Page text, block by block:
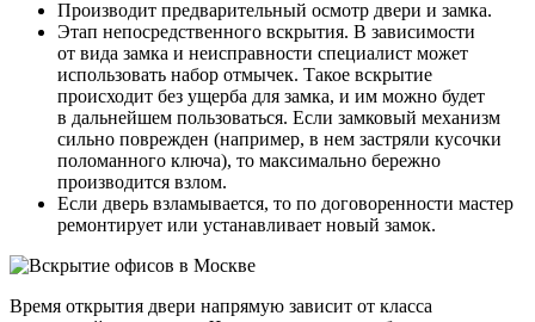
Производит предварительный осмотр двери и замка.
Этап непосредственного вскрытия. В зависимости
от вида замка и неисправности специалист может
использовать набор отмычек. Такое вскрытие
происходит без ущерба для замка, и им можно будет
в дальнейшем пользоваться. Если замковый механизм
сильно поврежден (например, в нем застряли кусочки
поломанного ключа), то максимально бережно
производится взлом.
Если дверь взламывается, то по договоренности мастер
ремонтирует или устанавливает новый замок.
Время открытия двери напрямую зависит от класса